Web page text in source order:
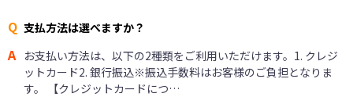
Q 支払方法は選べますか？
A お支払い方法は、以下の2種類をご利用いただけます。1. クレジ
ットカード2. 銀行振込※振込手数料はお客様のご負担となりま
す。 【クレジットカードにつ…